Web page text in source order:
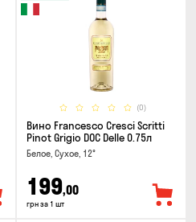
(0)
Вино Francesco Cresci Scritti
Pinot Grigio DOC Delle 0.75л
Белое, Сухое, 12°
199,00
грн за 1 шт